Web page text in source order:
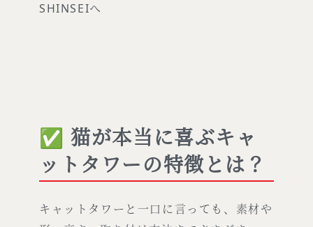
SHINSEIへ
✅ 猫が本当に喜ぶキャ
ットタワーの特徴とは？
キャットタワーと一口に言っても、素材や